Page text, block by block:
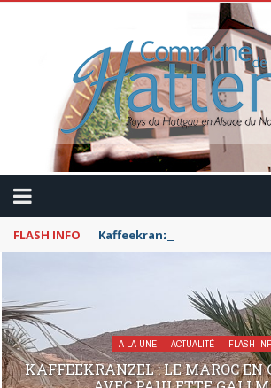
FLASH INFO Kaffeekranzel : Le Maroc en
A LA UNE ACTUALITÉ FLASH
KAFFEEKRANZEL : LE MAROC EN